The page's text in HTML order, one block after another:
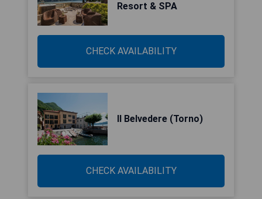
Resort & SPA
CHECK AVAILABILITY
Il Belvedere (Torno)
CHECK AVAILABILITY